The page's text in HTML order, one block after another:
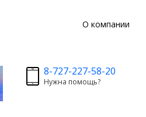
О компании
8-727-227-58-20
Нужна помощь?